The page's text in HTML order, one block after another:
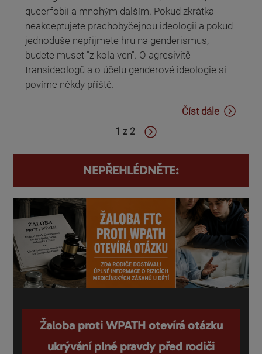
queerfobií a mnohým dalším. Pokud zkrátka
neakceptujete prachobyčejnou ideologii a pokud
jednoduše nepřijmete hru na genderismus,
budete muset "z kola ven". O agresivitě
transideologů a o účelu genderové ideologie si
povíme někdy příště.
Číst dále
1 z 2
NEPŘEHLÉDNĚTE:
Žaloba proti WPATH otevírá otázku
ukrývání plné pravdy před rodiči